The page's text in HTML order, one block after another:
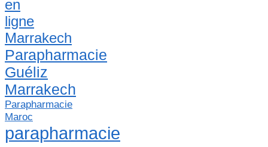
en
ligne
Marrakech
Parapharmacie
Guéliz
Marrakech
Parapharmacie
Maroc
parapharmacie